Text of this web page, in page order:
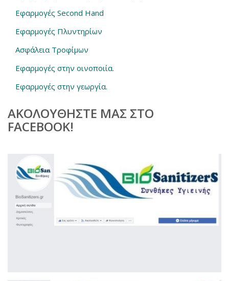
Εφαρμογές Second Hand
Εφαρμογές Πλυντηρίων
Ασφάλεια Τροφίμων
Εφαρμογές στην οινοποιία.
Εφαρμογές στην γεωργία.
ΑΚΟΛΟΥΘΗΣΤΕ ΜΑΣ ΣΤΟ
FACEBOOK!